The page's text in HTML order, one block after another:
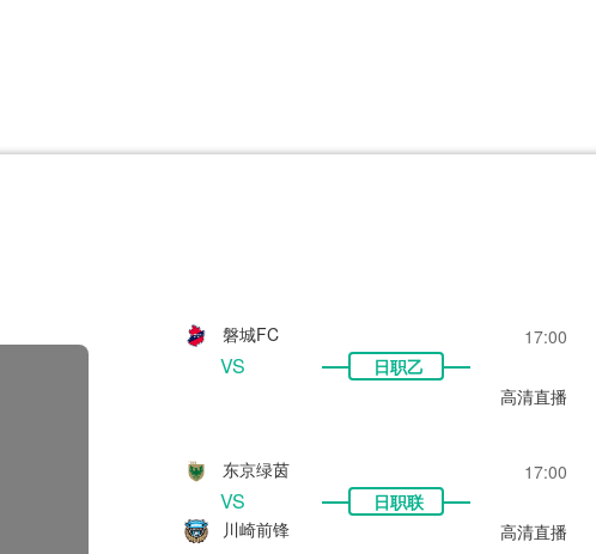
欧联杯 巴西甲
瑞典超
磐城FC 17:00
VS
日职乙
高清直播
东京绿茵 17:00
VS
日职联
川崎前锋
高清直播